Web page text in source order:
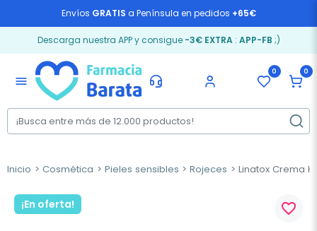
Envíos GRATIS a Península en pedidos +65€
Descarga nuestra APP y consigue -3€ EXTRA: APP-FB ;)
menu
0 0
Inicio Cosmética Pieles sensibles Rojeces Linatox Crema
¡En oferta! favorite_border